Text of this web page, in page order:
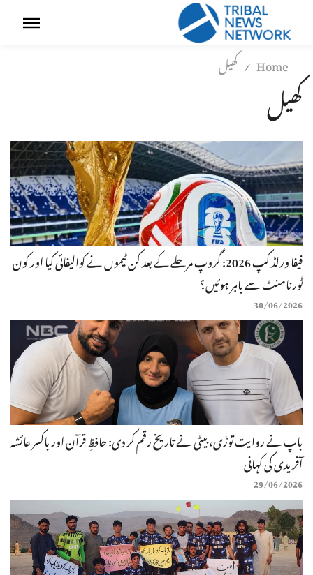
کھیل Home
/
کھیل
فیفا ورلڈ کپ 2026: گروپ مرحلے کے بعد کن ٹیموں نے کوالیفائی کیا اور کون
ٹورنامنٹ سے باہر ہوئیں؟
30/06/2026
باپ نے روایت توڑی، بیٹی نے تاریخ رقم کر دی: حافظِ قرآن اور باکسر عائشہ
آفریدی کی کہانی
29/06/2026